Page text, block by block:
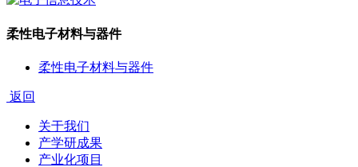
柔性电子材料与器件
柔性电子材料与器件
返回
关于我们
产学研成果
产业化项目